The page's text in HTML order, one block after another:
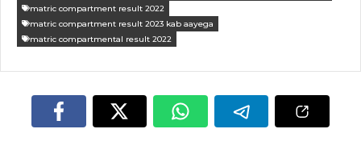
matric compartment result 2022
matric compartment result 2023 kab aayega
matric compartmental result 2022